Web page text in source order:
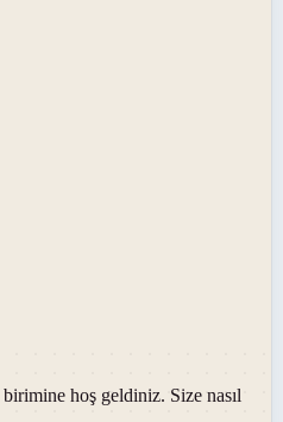
birimine hoş geldiniz. Size nasıl